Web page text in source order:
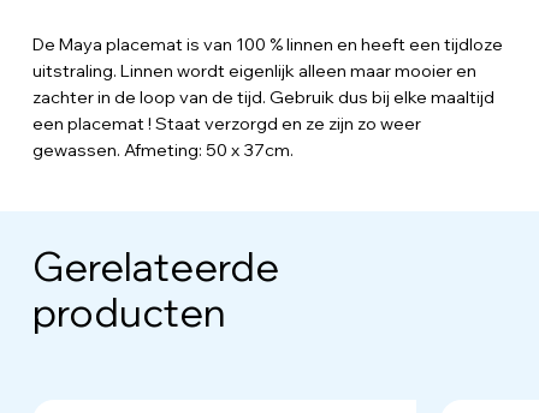
De Maya placemat is van 100 % linnen en heeft een tijdloze
uitstraling. Linnen wordt eigenlijk alleen maar mooier en
zachter in de loop van de tijd. Gebruik dus bij elke maaltijd
een placemat ! Staat verzorgd en ze zijn zo weer
gewassen. Afmeting: 50 x 37cm.
Gerelateerde
producten